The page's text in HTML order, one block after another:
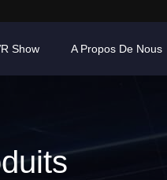
Show A Propos De Nous